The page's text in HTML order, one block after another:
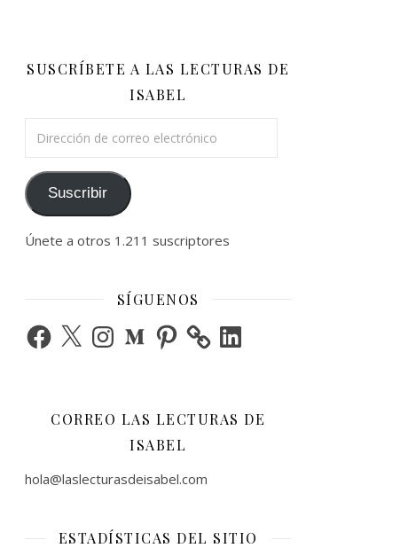
SUSCRÍBETE A LAS LECTURAS DE
ISABEL
Suscribir
Únete a otros 1.211 suscriptores
SÍGUENOS
Facebook
X InstagramMediumPinterest LinkedIn
CORREO LAS LECTURAS DE
ISABEL
hola@laslecturasdeisabel.com
ESTADÍSTICAS DEL SITIO